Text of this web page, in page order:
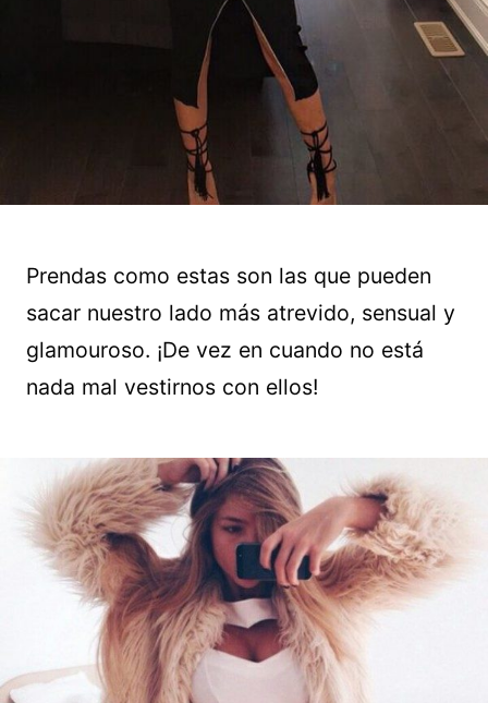
Prendas como estas son las que pueden
sacar nuestro lado más atrevido, sensual y
glamouroso. ¡De vez en cuando no está
nada mal vestirnos con ellos!